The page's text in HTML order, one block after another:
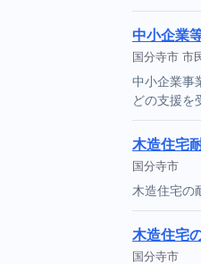
中小企業
国分寺市 市
中小企業事
どの支援を
木造住宅
国分寺市
木造住宅の
木造住宅
国分寺市